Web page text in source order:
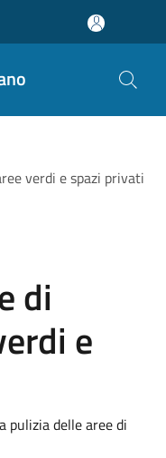
verdi e spazi privati
di
e
pulizia delle aree di